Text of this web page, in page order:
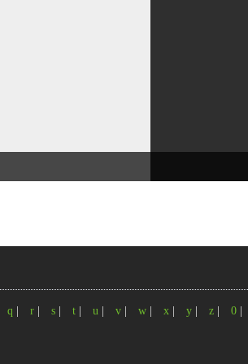
q r s t u v w x y z 0